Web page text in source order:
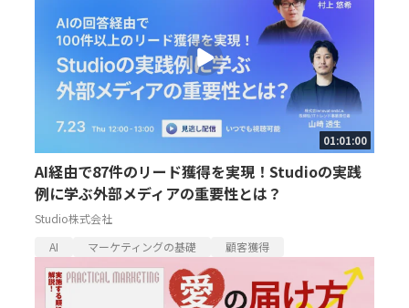
01:01:00
AI経由で87件のリード獲得を実現！Studioの実践
例に学ぶ外部メディアの重要性とは？
Studio株式会社
AI
マーケティングの基礎 顧客獲得